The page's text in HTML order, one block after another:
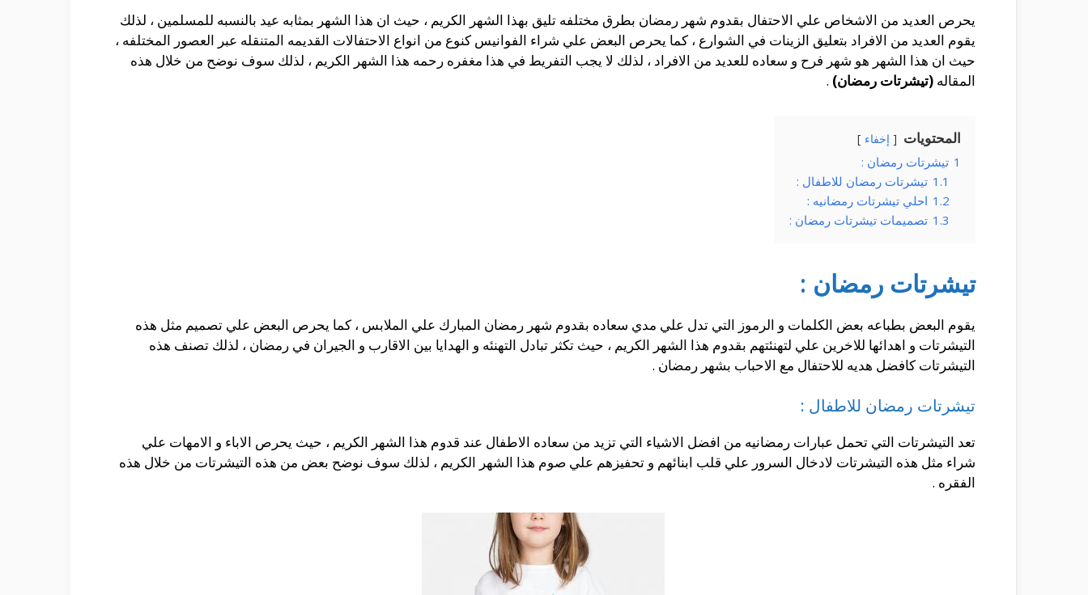
يحرص العديد من الاشخاص علي الاحتفال بقدوم شهر رمضان بطرق مختلفه تليق بهذا الشهر الكريم ، حيث ان هذا الشهر بمثابه عيد بالنسبه للمسلمين ، لذلك
يقوم العديد من الافراد بتعليق الزينات في الشوارع ، كما يحرص البعض علي شراء الفوانيس كنوع من انواع الاحتفالات القديمه المتنقله عبر العصور المختلفه ،
حيث ان هذا الشهر هو شهر فرح و سعاده للعديد من الافراد ، لذلك لا يجب التفريط في هذا مغفره رحمه هذا الشهر الكريم ، لذلك سوف نوضح من خلال هذه
المقاله (تيشرتات رمضان) .
المحتويات إخفاء
1 تيشرتات رمضان :
1.1 تيشرتات رمضان للاطفال :
1.2 احلي تيشرتات رمضانيه :
1.3 تصميمات تيشرتات رمضان :
تيشرتات رمضان :
يقوم البعض بطباعه بعض الكلمات و الرموز التي تدل علي مدي سعاده بقدوم شهر رمضان المبارك علي الملابس ، كما يحرص البعض علي تصميم مثل هذه
التيشرتات و اهدائها للاخرين علي لتهنئتهم بقدوم هذا الشهر الكريم ، حيث تكثر تبادل التهنئه و الهدايا بين الاقارب و الجيران في رمضان ، لذلك تصنف هذه
التيشرتات كافضل هديه للاحتفال مع الاحباب بشهر رمضان .
تيشرتات رمضان للاطفال :
تعد التيشرتات التي تحمل عبارات رمضانيه من افضل الاشياء التي تزيد من سعاده الاطفال عند قدوم هذا الشهر الكريم ، حيث يحرص الاباء و الامهات علي
شراء مثل هذه التيشرتات لادخال السرور علي قلب ابنائهم و تحفيزهم علي صوم هذا الشهر الكريم ، لذلك سوف نوضح بعض من هذه التيشرتات من خلال هذه
الفقره .